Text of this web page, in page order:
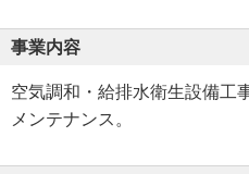
事業内容
空気調和・給排水衛生設備工
メンテナンス。